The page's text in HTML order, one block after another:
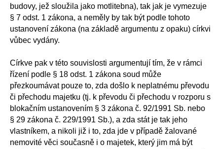
budovy, jež sloužila jako motlitebna), tak jak je vymezuje
§ 7 odst. 1 zákona, a neměly by tak být podle tohoto
ustanovení zákona (na základě argumentu z opaku) církvi
vůbec vydány.
Církve pak v této souvislosti argumentují tím, že v rámci
řízení podle § 18 odst. 1 zákona soud může
přezkoumávat pouze to, zda došlo k neplatnému převodu
či přechodu majetku (tj. k převodu či přechodu v rozporu s
blokačním ustanovením § 3 zákona č. 92/1991 Sb. nebo
§ 29 zákona č. 229/1991 Sb.), a zda stát je tak jeho
vlastníkem, a nikoli již i to, zda jde v případě žalované
nemovité věci současně i o majetek, který jim má být